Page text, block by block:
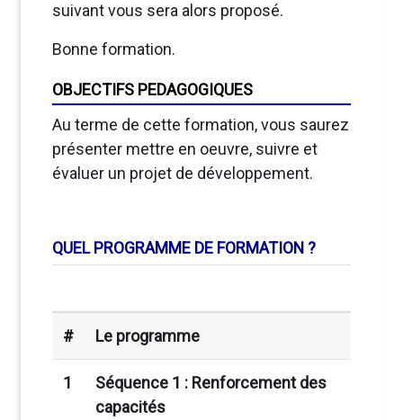
suivant vous sera alors proposé.
Bonne formation.
OBJECTIFS PEDAGOGIQUES
Au terme de cette formation, vous saurez
présenter mettre en oeuvre, suivre et
évaluer un projet de développement.
QUEL PROGRAMME DE FORMATION ?
# Le programme
1
Séquence 1 : Renforcement des
capacités